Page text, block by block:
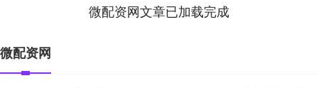
微配资网文章已加载完成
微配资网